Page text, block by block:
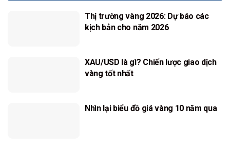
Thị trường vàng 2026: Dự báo các
kịch bản cho năm 2026
XAU/USD là gì? Chiến lược giao dịch
vàng tốt nhất
Nhìn lại biểu đồ giá vàng 10 năm qua